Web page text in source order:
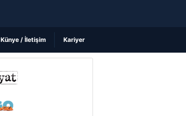
Künye / İletişim Kariyer